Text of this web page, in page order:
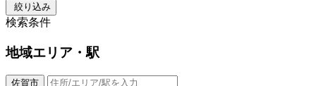
絞り込み
検索条件
地域エリア・駅
佐賀市